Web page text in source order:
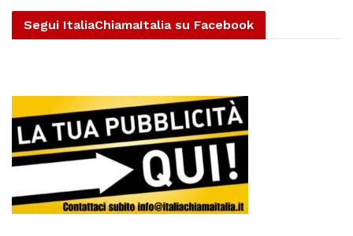
Segui ItaliaChiamaItalia su Facebook